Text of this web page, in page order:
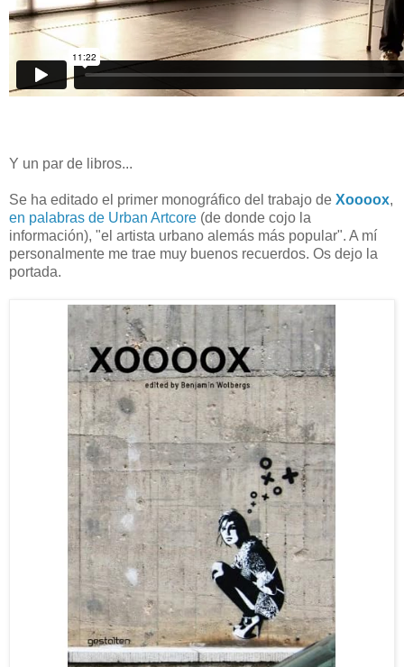
Y un par de libros...
Se ha editado el primer monográfico del trabajo de Xoooox,
en palabras de Urban Artcore (de donde cojo la
información), "el artista urbano alemás más popular". A mí
personalmente me trae muy buenos recuerdos. Os dejo la
portada.